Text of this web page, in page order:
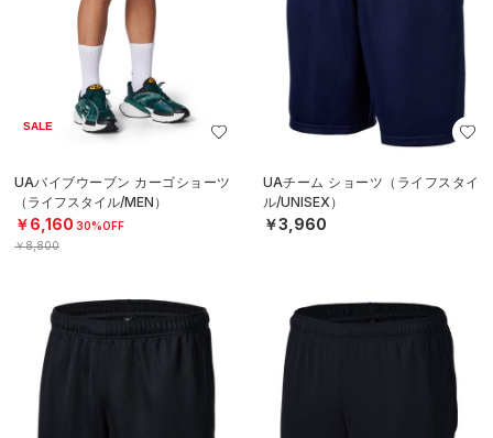
SALE
UAバイブウーブン カーゴショーツ
（ライフスタイル/MEN）
￥6,160 30%OFF
￥8,800
UAチーム ショーツ（ライフスタイ
ル/UNISEX）
￥3,960